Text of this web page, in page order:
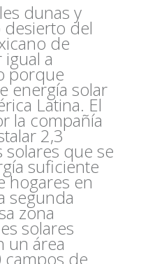
dunas y
desierto del
de
a
porque
energía solar
Latina. El
la compañía
2,3
que se
suficiente
hogares en
segunda
zona
solares
un área
campos de